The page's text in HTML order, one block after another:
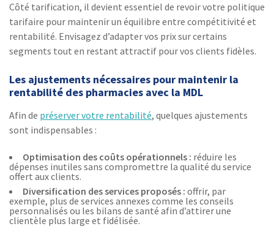
Côté tarification, il devient essentiel de revoir votre politique
tarifaire pour maintenir un équilibre entre compétitivité et
rentabilité. Envisagez d’adapter vos prix sur certains
segments tout en restant attractif pour vos clients fidèles.
Les ajustements nécessaires pour maintenir la
rentabilité des pharmacies avec la MDL
Afin de préserver votre rentabilité, quelques ajustements
sont indispensables :
Optimisation des coûts opérationnels : réduire les
dépenses inutiles sans compromettre la qualité du service
offert aux clients.
Diversification des services proposés : offrir, par
exemple, plus de services annexes comme les conseils
personnalisés ou les bilans de santé afin d’attirer une
clientèle plus large et fidélisée.